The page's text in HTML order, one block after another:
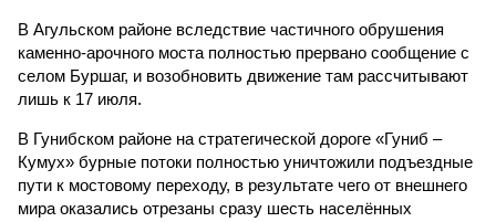
В Агульском районе вследствие частичного обрушения
каменно-арочного моста полностью прервано сообщение с
селом Буршаг, и возобновить движение там рассчитывают
лишь к 17 июля.
В Гунибском районе на стратегической дороге «Гуниб –
Кумух» бурные потоки полностью уничтожили подъездные
пути к мостовому переходу, в результате чего от внешнего
мира оказались отрезаны сразу шесть населённых